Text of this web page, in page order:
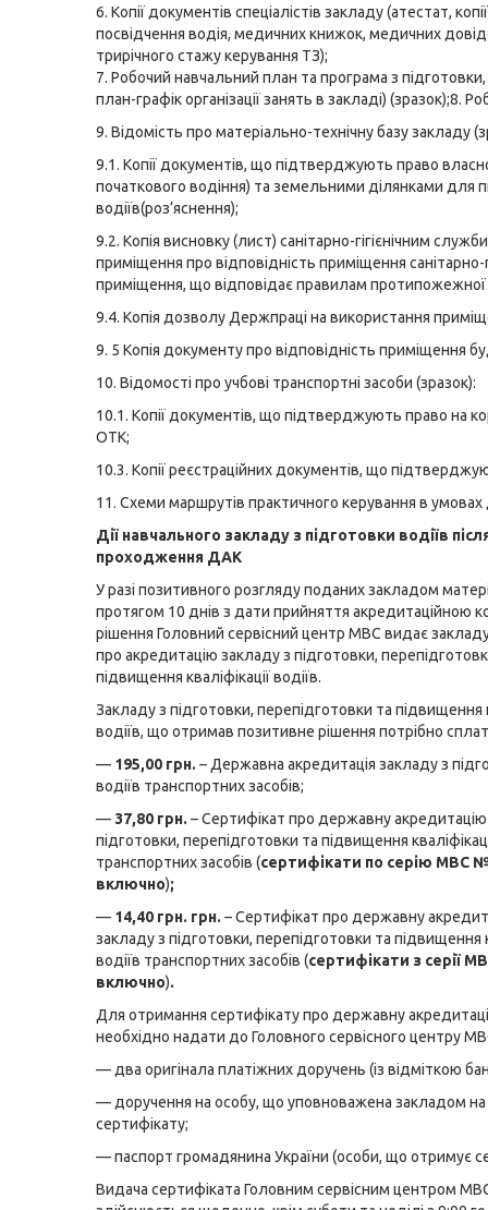
6. Копії документів спеціалістів закладу (атестат,
посвідчення водія, медичних книжок, медичних
трирічного стажу керування ТЗ);
7. Робочий навчальний план та програма з
план-графік організації занять в закладі) (зразок);8.
9. Відомість про матеріально-технічну базу закладу (
9.1. Копії документів, що підтверджують право
початкового водіння) та земельними ділянками для
водіїв(роз’яснення);
9.2. Копія висновку (лист) санітарно-гігієнічним
приміщення про відповідність приміщення
приміщення, що відповідає правилам протипожежної
9.4. Копія дозволу Держпраці на використання
9. 5 Копія документу про відповідність приміщення
10. Відомості про учбові транспортні засоби (зразок):
10.1. Копії документів, що підтверджують право на
ОТК;
10.3. Копії реєстраційних документів, що
11. Схеми маршрутів практичного керування в
Дії навчального закладу з підготовки водіїв
проходження ДАК
У разі позитивного розгляду поданих закладом
протягом 10 днів з дати прийняття акредитаційною
рішення Головний сервісний центр МВС видає
про акредитацію закладу з підготовки,
підвищення кваліфікації водіїв.
Закладу з підготовки, перепідготовки та підвищення
водіїв, що отримав позитивне рішення потрібно
— 195,00 грн. – Державна акредитація закладу з
водіїв транспортних засобів;
— 37,80 грн. – Сертифікат про державну
підготовки, перепідготовки та підвищення
транспортних засобів (сертифікати по серію МВС
включно);
— 14,40 грн. грн. – Сертифікат про державну
закладу з підготовки, перепідготовки та підвищення
водіїв транспортних засобів (сертифікати з серії
включно).
Для отримання сертифікату про державну
необхідно надати до Головного сервісного центру
— два оригінала платіжних доручень (із відміткою
— доручення на особу, що уповноважена закладом
сертифікату;
— паспорт громадянина України (особи, що отримує
Видача сертифіката Головним сервісним центром